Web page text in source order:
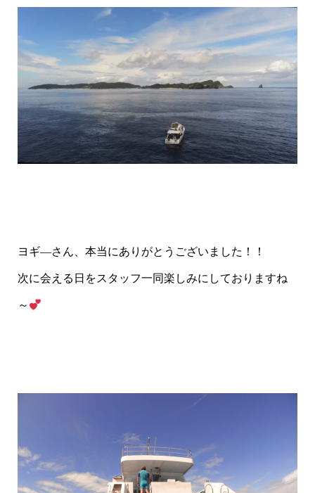
ヨギ―さん、本当にありがとうございました！！
次に会える日をスタッフ一同楽しみにしておりますね
～